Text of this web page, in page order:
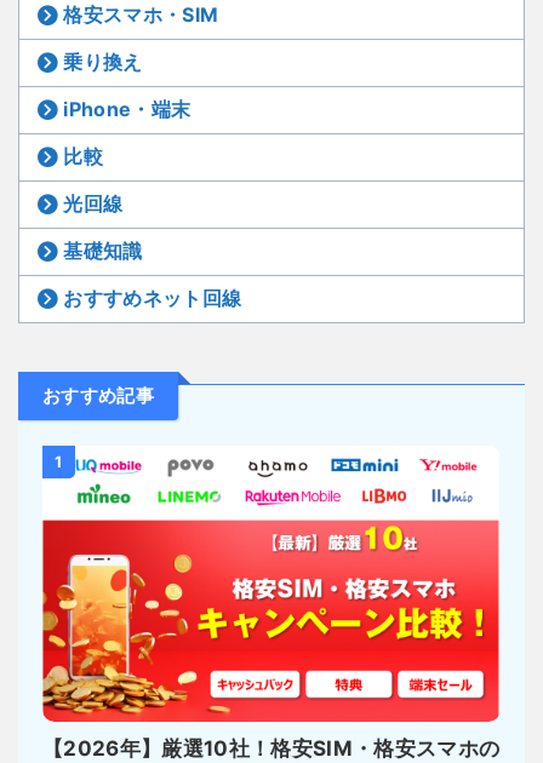
格安スマホ・SIM
乗り換え
iPhone・端末
比較
光回線
基礎知識
おすすめネット回線
おすすめ記事
1
【2026年】厳選10社！格安SIM・格安スマホの